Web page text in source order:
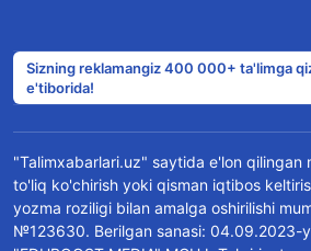
Sizning reklamangiz 400 000+ ta'limga
e'tiborida!
"Talimxabarlari.uz" saytida e'lon qilingan
to'liq ko'chirish yoki qisman iqtibos
yozma roziligi bilan amalga oshirilishi
№123630. Berilgan sanasi: 04.09.2023-